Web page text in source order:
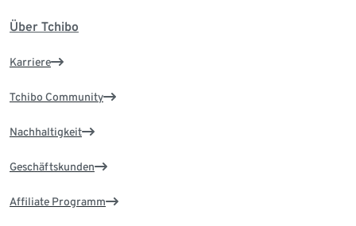
Über Tchibo
Karriere
Tchibo Community
Nachhaltigkeit
Geschäftskunden
Affiliate Programm